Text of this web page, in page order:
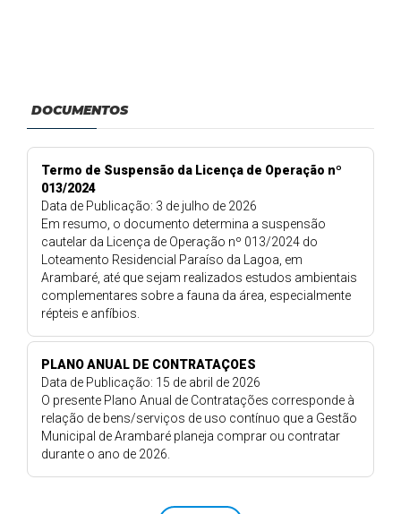
DOCUMENTOS
Termo de Suspensão da Licença de Operação nº
013/2024
Data de Publicação: 3 de julho de 2026
Em resumo, o documento determina a suspensão
cautelar da Licença de Operação nº 013/2024 do
Loteamento Residencial Paraíso da Lagoa, em
Arambaré, até que sejam realizados estudos ambientais
complementares sobre a fauna da área, especialmente
répteis e anfíbios.
PLANO ANUAL DE CONTRATAÇOES
Data de Publicação: 15 de abril de 2026
O presente Plano Anual de Contratações corresponde à
relação de bens/serviços de uso contínuo que a Gestão
Municipal de Arambaré planeja comprar ou contratar
durante o ano de 2026.